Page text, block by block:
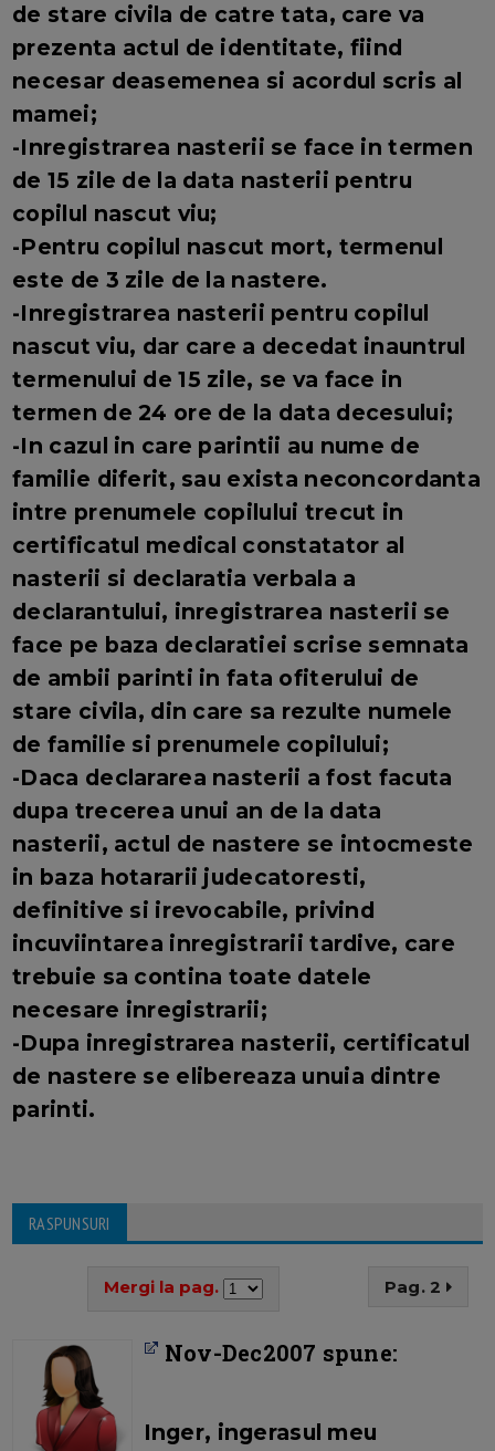
de stare civila de catre tata, care va
prezenta actul de identitate, fiind
necesar deasemenea si acordul scris al
mamei;
-Inregistrarea nasterii se face in termen
de 15 zile de la data nasterii pentru
copilul nascut viu;
-Pentru copilul nascut mort, termenul
este de 3 zile de la nastere.
-Inregistrarea nasterii pentru copilul
nascut viu, dar care a decedat inauntrul
termenului de 15 zile, se va face in
termen de 24 ore de la data decesului;
-In cazul in care parintii au nume de
familie diferit, sau exista neconcordanta
intre prenumele copilului trecut in
certificatul medical constatator al
nasterii si declaratia verbala a
declarantului, inregistrarea nasterii se
face pe baza declaratiei scrise semnata
de ambii parinti in fata ofiterului de
stare civila, din care sa rezulte numele
de familie si prenumele copilului;
-Daca declararea nasterii a fost facuta
dupa trecerea unui an de la data
nasterii, actul de nastere se intocmeste
in baza hotararii judecatoresti,
definitive si irevocabile, privind
incuviintarea inregistrarii tardive, care
trebuie sa contina toate datele
necesare inregistrarii;
-Dupa inregistrarea nasterii, certificatul
de nastere se elibereaza unuia dintre
parinti.
RASPUNSURI
Mergi la pag. Pag. 2
Nov-Dec2007 spune:
Inger, ingerasul meu